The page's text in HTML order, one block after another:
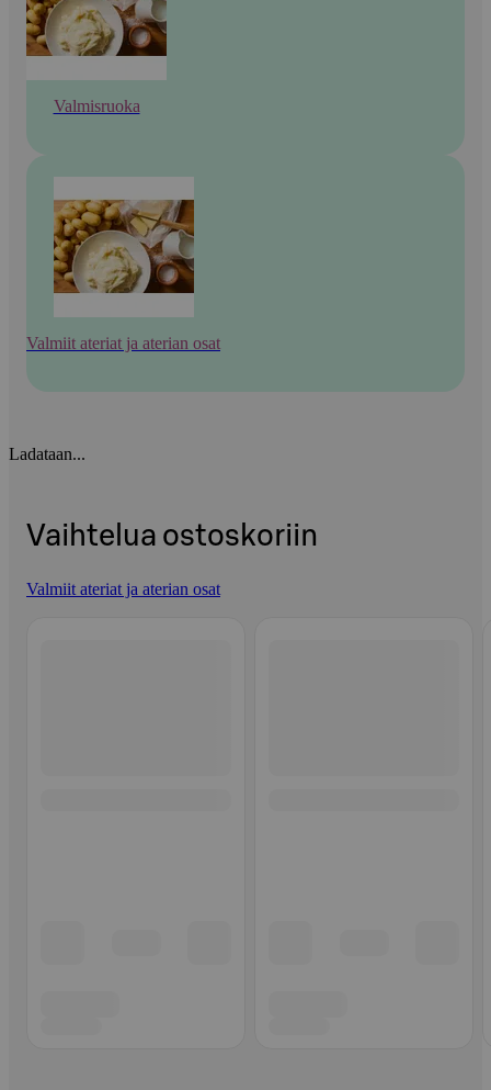
Valmisruoka
Valmiit ateriat ja aterian osat
Ladataan...
Vaihtelua ostoskoriin
Valmiit ateriat ja aterian osat